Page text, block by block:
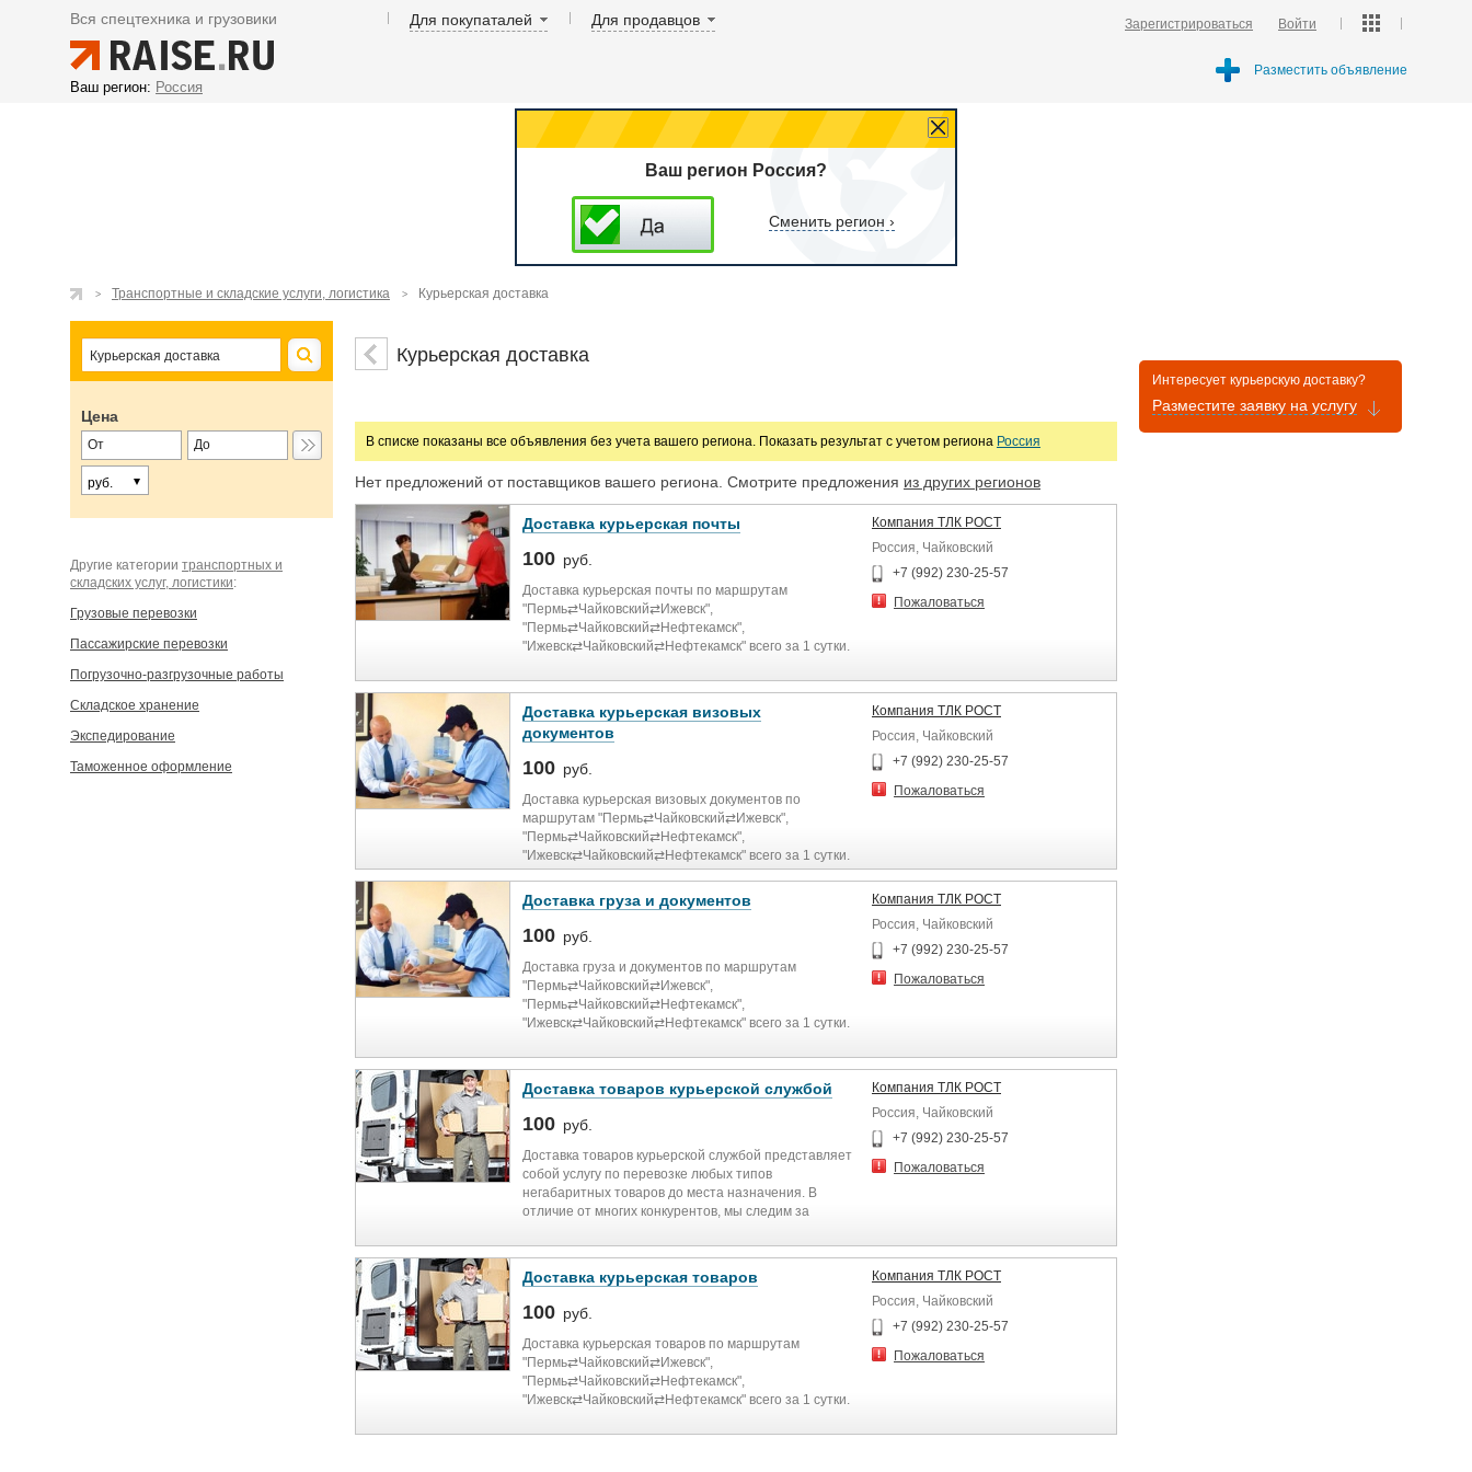
Вся спецтехника и грузовики Для покупаталей Для продавцов Зарегистрироваться Войти
Ваш регион: Россия
Разместить объявление
Ваш регион Россия?
Сменить регион ›
Транспортные и складские услуги, логистика Курьерская доставка
Цена
руб.
Другие категории транспортных и
складских услуг, логистики:
Грузовые перевозки
Пассажирские перевозки
Погрузочно-разгрузочные работы
Складское хранение
Экспедирование
Таможенное оформление
Курьерская доставка
В списке показаны все объявления без учета вашего региона. Показать результат с учетом региона Россия
Нет предложений от поставщиков вашего региона. Смотрите предложения из других регионов
Доставка курьерская почты
100 руб.
Доставка курьерская почты по маршрутам
"Пермь⇄Чайковский⇄Ижевск",
"Пермь⇄Чайковский⇄Нефтекамск",
"Ижевск⇄Чайковский⇄Нефтекамск" всего за 1 сутки.
Компания ТЛК РОСТ
Россия, Чайковский
+7 (992) 230-25-57
Пожаловаться
Доставка курьерская визовых
документов
100 руб.
Доставка курьерская визовых документов по
маршрутам "Пермь⇄Чайковский⇄Ижевск",
"Пермь⇄Чайковский⇄Нефтекамск",
"Ижевск⇄Чайковский⇄Нефтекамск" всего за 1 сутки.
Компания ТЛК РОСТ
Россия, Чайковский
+7 (992) 230-25-57
Пожаловаться
Доставка груза и документов
100 руб.
Доставка груза и документов по маршрутам
"Пермь⇄Чайковский⇄Ижевск",
"Пермь⇄Чайковский⇄Нефтекамск",
"Ижевск⇄Чайковский⇄Нефтекамск" всего за 1 сутки.
Компания ТЛК РОСТ
Россия, Чайковский
+7 (992) 230-25-57
Пожаловаться
Доставка товаров курьерской службой
100 руб.
Доставка товаров курьерской службой представляет
собой услугу по перевозке любых типов
негабаритных товаров до места назначения. В
отличие от многих конкурентов, мы следим за
получении. Гарантией высокого качества наших услуг
Имея в собственности парк транспортных средств,
мы способны обеспечить эффективную логистику
перевозки грузов даже на дальние расстояния. За
время существования наша компания обзавелась
множеством положительных отзывов и
рекомендаций, а также партнеров среди крупнейших
Компания ТЛК РОСТ
Россия, Чайковский
+7 (992) 230-25-57
Пожаловаться
Доставка курьерская товаров
100 руб.
Доставка курьерская товаров по маршрутам
"Пермь⇄Чайковский⇄Ижевск",
"Пермь⇄Чайковский⇄Нефтекамск",
"Ижевск⇄Чайковский⇄Нефтекамск" всего за 1 сутки.
Компания ТЛК РОСТ
Россия, Чайковский
+7 (992) 230-25-57
Пожаловаться
Интересует курьерскую доставку?
Разместите заявку на услугу